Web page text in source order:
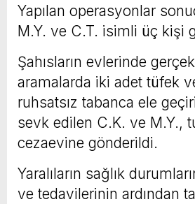
Yapılan operasyonlar
M.Y. ve C.T. isimli üç kişi
Şahısların evlerinde
aramalarda iki adet tüfek
ruhsatsız tabanca ele
sevk edilen C.K. ve M.Y.,
cezaevine gönderildi.
Yaralıların sağlık
ve tedavilerinin ardından